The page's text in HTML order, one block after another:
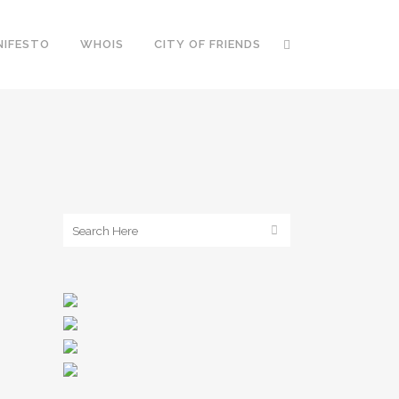
WHOIS CITY OF FRIENDS